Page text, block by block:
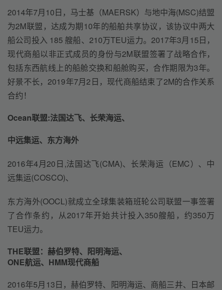
2014年7月10日，马士基（MAERSK）与地中海(MSC)结盟
为2M联盟，达成为期10年的船舶共享协议，该协议中两大
船公司投入 185 艘船、210万TEU运力。2017年3月15日，
现代商船以非正式成员的身份与2M联盟签署了战略合作，
包括东西航线上的船舱交换和船舱购买，合作期限为3年。
好景不长，2019年7月2日，现代商船结束了2M的合作关系
合约！
Ocean联盟:法国达飞、长荣海运、
中远集运、东方海外
2016年4月20日,法国达飞(CMA)、长荣海运（EMC）、中
远集运(COSCO)、
东方海外(OOCL)就成立全球集装箱班轮公司联盟一事签署
了合作条约，从2017年开始共计投入350艘船，约350万
TEU运力。
THE联盟：赫伯罗特、阳明海运、
ONE航运、HMM现代商船
2016年5月13日，赫伯罗特、阳明海运、商船三井、日本邮